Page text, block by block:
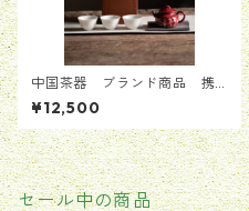
中国茶器 ブランド商品 携
帯用茶器セット 送料無料
¥12,500
セール中の商品